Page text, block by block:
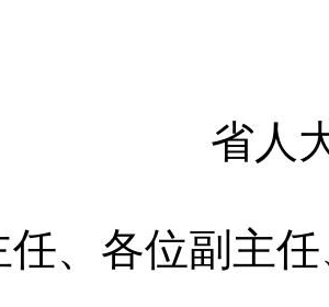
省人
任、各位副主